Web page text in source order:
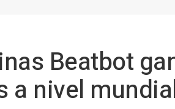
Beatbot
a nivel